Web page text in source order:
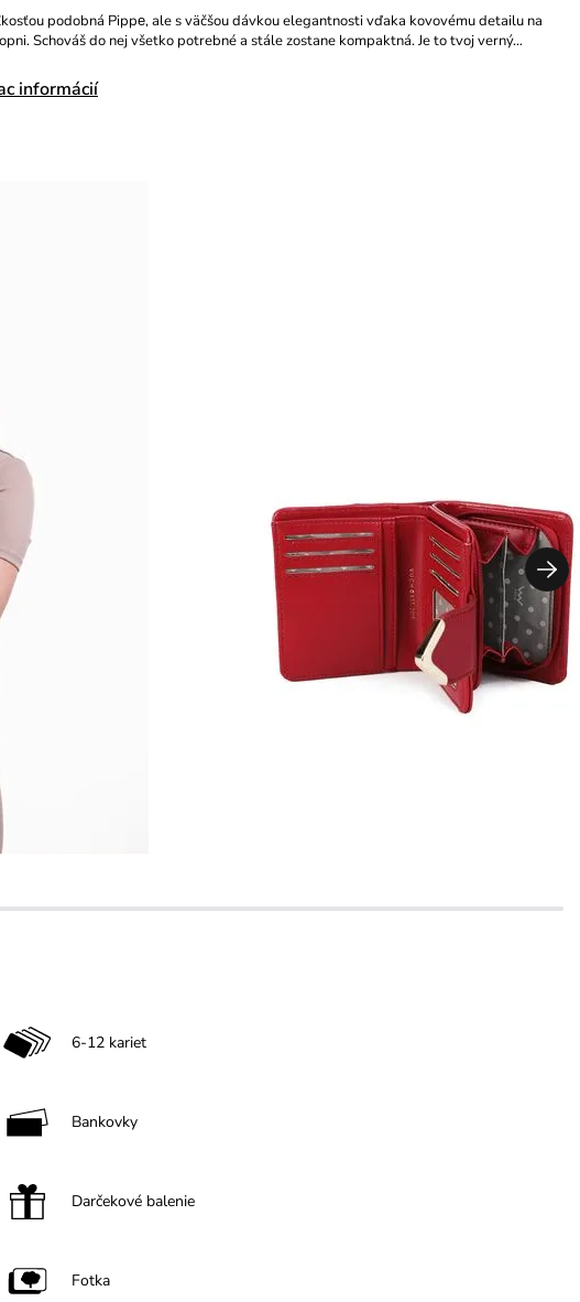
podobná Pippе, ale s väčšou dávkou elegantnosti vďaka kovovému detailu na
Schováš do nej všetko potrebné a stále zostane kompaktná. Je to tvoj verný…
informácií
6-12 kariet
Bankovky
Darčekové balenie
Fotka